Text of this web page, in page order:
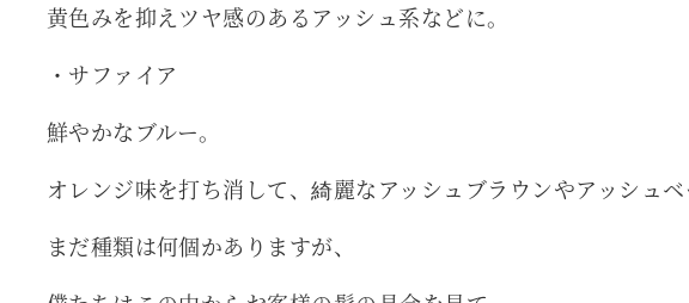
黄色みを抑えツヤ感のあるアッシュ系などに。
・サファイア
鮮やかなブルー。
オレンジ味を打ち消して、綺麗なアッシュブラウンやアッシュ
まだ種類は何個かありますが、